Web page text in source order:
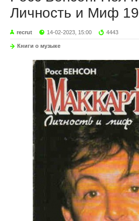
Личность и Миф
recrut 14-02-2023, 15:00 4443
Книги о музыке